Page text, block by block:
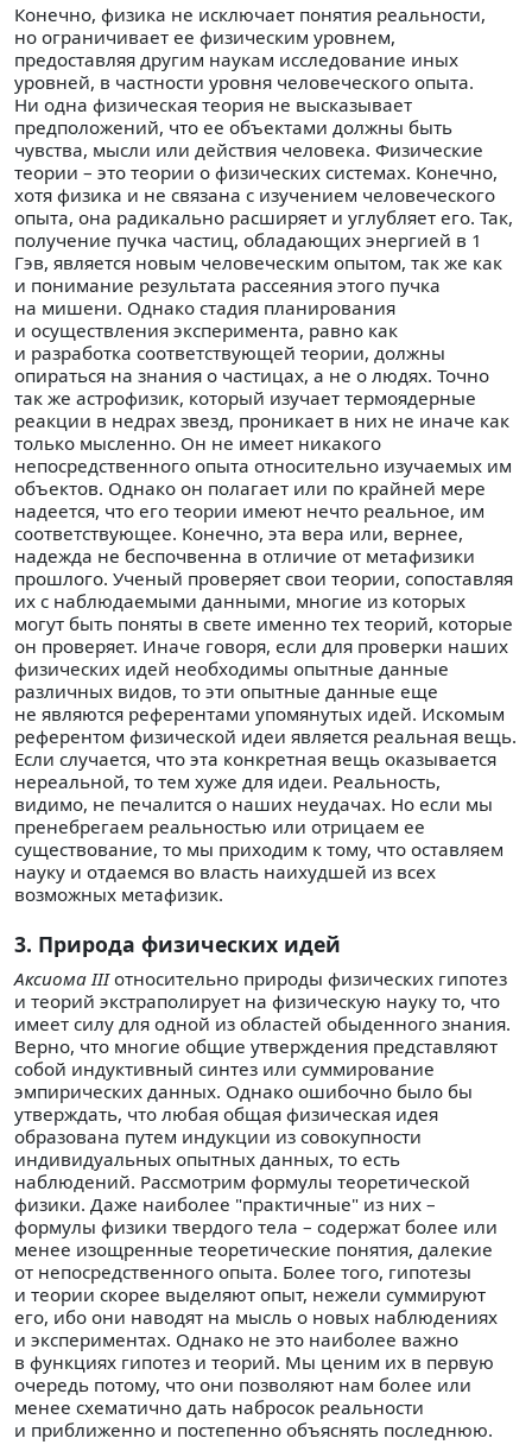
Конечно, физика не исключает понятия реальности,
но ограничивает ее физическим уровнем,
предоставляя другим наукам исследование иных
уровней, в частности уровня человеческого опыта.
Ни одна физическая теория не высказывает
предположений, что ее объектами должны быть
чувства, мысли или действия человека. Физические
теории – это теории о физических системах. Конечно,
хотя физика и не связана с изучением человеческого
опыта, она радикально расширяет и углубляет его. Так,
получение пучка частиц, обладающих энергией в 1
Гэв, является новым человеческим опытом, так же как
и понимание результата рассеяния этого пучка
на мишени. Однако стадия планирования
и осуществления эксперимента, равно как
и разработка соответствующей теории, должны
опираться на знания о частицах, а не о людях. Точно
так же астрофизик, который изучает термоядерные
реакции в недрах звезд, проникает в них не иначе как
только мысленно. Он не имеет никакого
непосредственного опыта относительно изучаемых им
объектов. Однако он полагает или по крайней мере
надеется, что его теории имеют нечто реальное, им
соответствующее. Конечно, эта вера или, вернее,
надежда не беспочвенна в отличие от метафизики
прошлого. Ученый проверяет свои теории, сопоставляя
их с наблюдаемыми данными, многие из которых
могут быть поняты в свете именно тех теорий, которые
он проверяет. Иначе говоря, если для проверки наших
физических идей необходимы опытные данные
различных видов, то эти опытные данные еще
не являются референтами упомянутых идей. Искомым
референтом физической идеи является реальная вещь.
Если случается, что эта конкретная вещь оказывается
нереальной, то тем хуже для идеи. Реальность,
видимо, не печалится о наших неудачах. Но если мы
пренебрегаем реальностью или отрицаем ее
существование, то мы приходим к тому, что оставляем
науку и отдаемся во власть наихудшей из всех
возможных метафизик.
3. Природа физических идей
Аксиома IIIотносительно природы физических гипотез
и теорий экстраполирует на физическую науку то, что
имеет силу для одной из областей обыденного знания.
Верно, что многие общие утверждения представляют
собой индуктивный синтез или суммирование
эмпирических данных. Однако ошибочно было бы
утверждать, что любая общая физическая идея
образована путем индукции из совокупности
индивидуальных опытных данных, то есть
наблюдений. Рассмотрим формулы теоретической
физики. Даже наиболее "практичные" из них –
формулы физики твердого тела – содержат более или
менее изощренные теоретические понятия, далекие
от непосредственного опыта. Более того, гипотезы
и теории скорее выделяют опыт, нежели суммируют
его, ибо они наводят на мысль о новых наблюдениях
и экспериментах. Однако не это наиболее важно
в функциях гипотез и теорий. Мы ценим их в первую
очередь потому, что они позволяют нам более или
менее схематично дать набросок реальности
и приближенно и постепенно объяснять последнюю.